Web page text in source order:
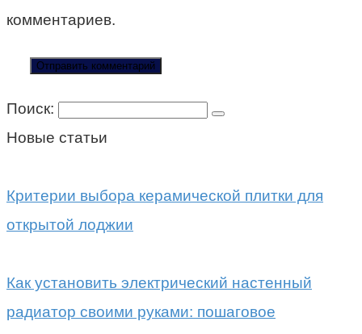
комментариев.
Поиск:
Новые статьи
Критерии выбора керамической плитки для
открытой лоджии
Как установить электрический настенный
радиатор своими руками: пошаговое